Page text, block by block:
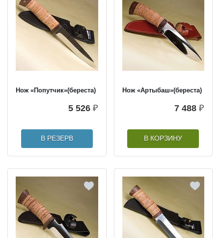
Нож «Попутчик»(береста)
5 526 ₽
В РЕЗЕРВ
Нож «Артыбаш»(береста)
7 488 ₽
В КОРЗИНУ